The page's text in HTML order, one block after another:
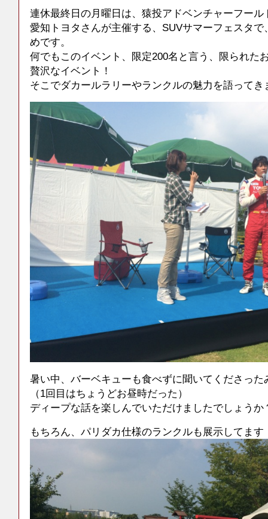
連休最終日の月曜日は、猿投アドベンチャーフール
愛知トヨタさんが主催する、SUVサマーフェスタ
めです。
何でもこのイベント、限定200名と言う、限られた
贅沢なイベント！
そこでダカールラリーやランクルの魅力を語ってき
暑い中、バーベキューも食べずに聞いてくださっ
（1回目はちょうどお昼時だった）
ディープな話を楽しんでいただけましたでしょうか
もちろん、パリダカ仕様のランクルも展示してます